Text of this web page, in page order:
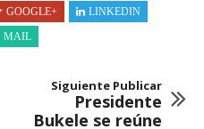
GOOGLE+
LINKEDIN
MAIL
Siguiente Publicar
Presidente
Bukele se reúne